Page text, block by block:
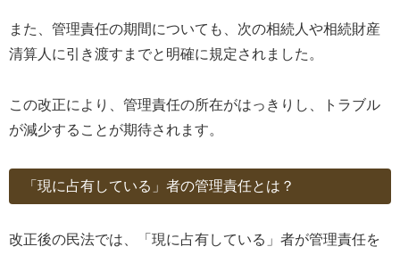
また、管理責任の期間についても、次の相続人や相続財産
清算人に引き渡すまでと明確に規定されました。
この改正により、管理責任の所在がはっきりし、トラブル
が減少することが期待されます。
「現に占有している」者の管理責任とは？
改正後の民法では、「現に占有している」者が管理責任を